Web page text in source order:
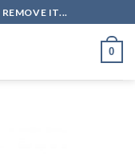
IT...
0